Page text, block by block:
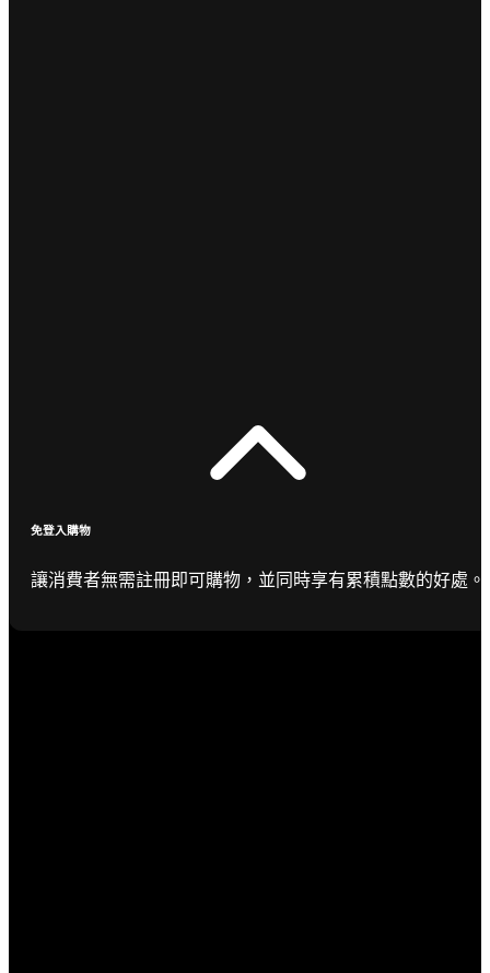
免登入購物
讓消費者無需註冊即可購物，並同時享有累積點數的好處。